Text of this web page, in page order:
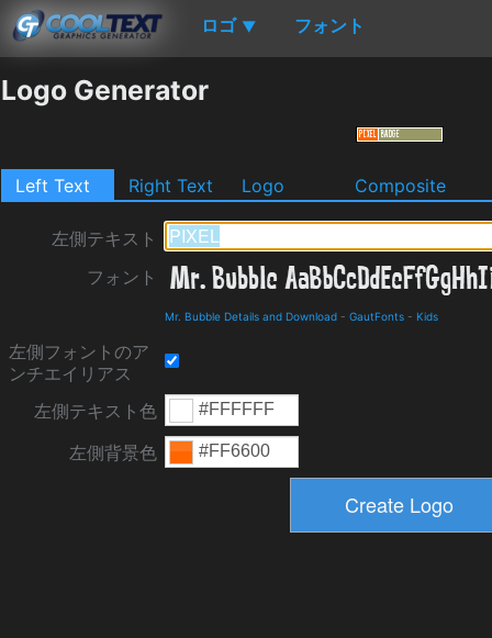
ロゴ ▼ フォント
Logo Generator
Left Text Right Text Logo Composite
左側テキスト
フォント
Mr. Bubble Details and Download - GautFonts - Kids
左側フォントのア
ンチエイリアス
左側テキスト色
左側背景色